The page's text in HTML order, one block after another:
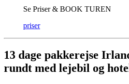
Se Priser & BOOK TUREN
priser
13 dage pakkerejse
rundt med lejebil og